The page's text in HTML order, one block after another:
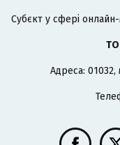
Cубєкт у сфері
Адреса: 01032,